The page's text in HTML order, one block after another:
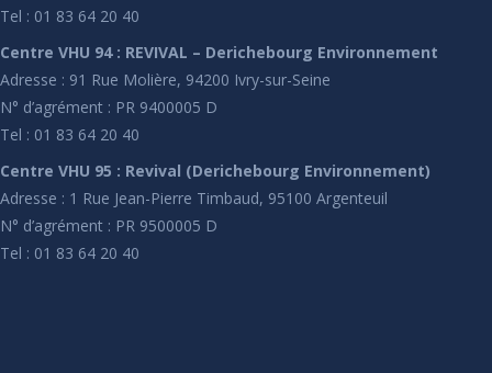
Tel : 01 83 64 20 40
Centre VHU 94 : REVIVAL – Derichebourg Environnement
Adresse : 91 Rue Molière, 94200 Ivry-sur-Seine
N° d’agrément : PR 9400005 D
Tel : 01 83 64 20 40
Centre VHU 95 : Revival (Derichebourg Environnement)
Adresse : 1 Rue Jean-Pierre Timbaud, 95100 Argenteuil
N° d’agrément : PR 9500005 D
Tel : 01 83 64 20 40